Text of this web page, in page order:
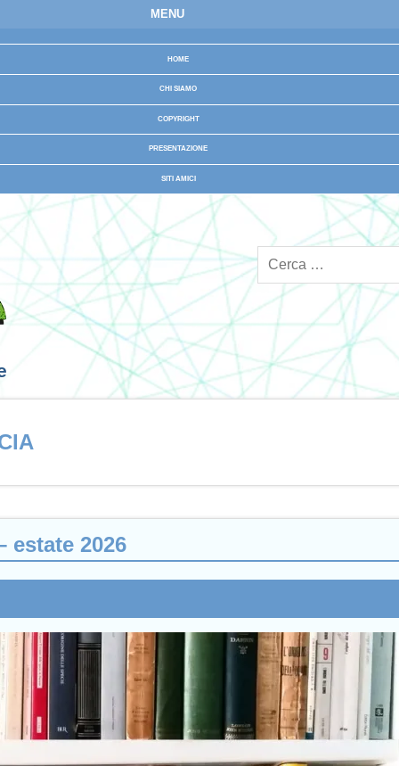
MENU
HOME
CHI SIAMO
COPYRIGHT
PRESENTAZIONE
SITI AMICI
estate 2026